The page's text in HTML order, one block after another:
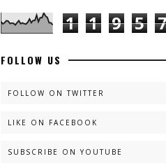
1 1 9 5
FOLLOW US
FOLLOW ON TWITTER
LIKE ON FACEBOOK
SUBSCRIBE ON YOUTUBE